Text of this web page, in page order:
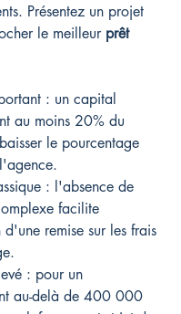
Présentez un projet
le meilleur prêt
: un capital
au moins 20% du
le pourcentage
: l'absence de
facilite
d'une remise sur les frais
: pour un
au-delà de 400 000